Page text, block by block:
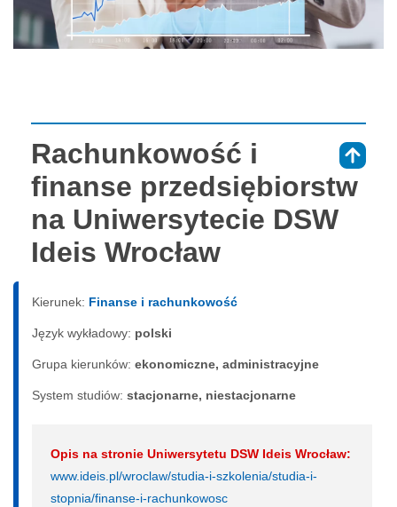
Rachunkowość i
finanse przedsiębiorstw
na Uniwersytecie DSW
Ideis Wrocław
Kierunek: Finanse i rachunkowość
Język wykładowy: polski
Grupa kierunków: ekonomiczne, administracyjne
System studiów: sta­cjo­nar­ne, nie­sta­cjo­nar­ne
Opis na stronie Uniwersytetu DSW Ideis Wrocław:
www.ideis.pl/wroclaw/studia-i-szkolenia/studia-i-
stopnia/finanse-i-rachunkowosc